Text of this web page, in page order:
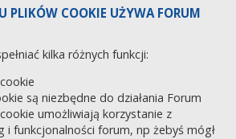
PLIKÓW COOKIE UŻYWA FORUM
kilka różnych funkcji:
są niezbędne do działania Forum
umożliwiają korzystanie z
i funkcjonalności forum, np żebyś mógł